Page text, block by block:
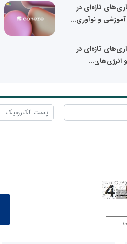
تازه‌ای در
و نوآوری...
تازه‌ای در
انرژی‌های...